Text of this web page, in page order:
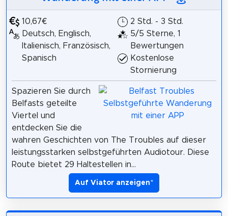
10,67€
Deutsch, Englisch,
Italienisch, Französisch,
Spanisch
2 Std. - 3 Std.
5/5 Sterne, 1
Bewertungen
Kostenlose
Stornierung
Spazieren Sie durch
Belfasts geteilte
Viertel und
entdecken Sie die
wahren Geschichten von The Troubles auf dieser
leistungsstarken selbstgeführten Audiotour. Diese
Route bietet 29 Haltestellen in...
Auf Viator anzeigen*